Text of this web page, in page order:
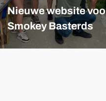
Nieuwe website
Smokey Basterds